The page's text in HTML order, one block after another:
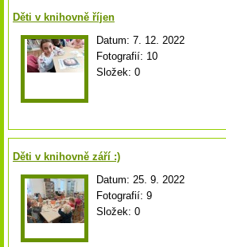
Děti v knihovně říjen
Datum: 7. 12. 2022
Fotografií: 10
Složek: 0
Děti v knihovně září :)
Datum: 25. 9. 2022
Fotografií: 9
Složek: 0